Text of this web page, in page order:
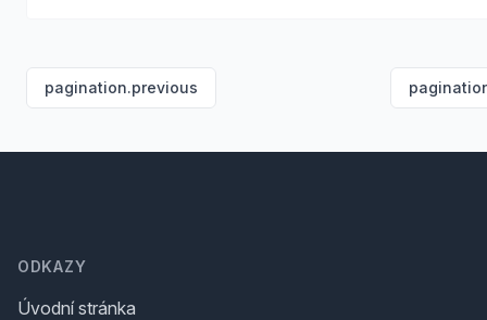
pagination.previous
ODKAZY
Úvodní stránka